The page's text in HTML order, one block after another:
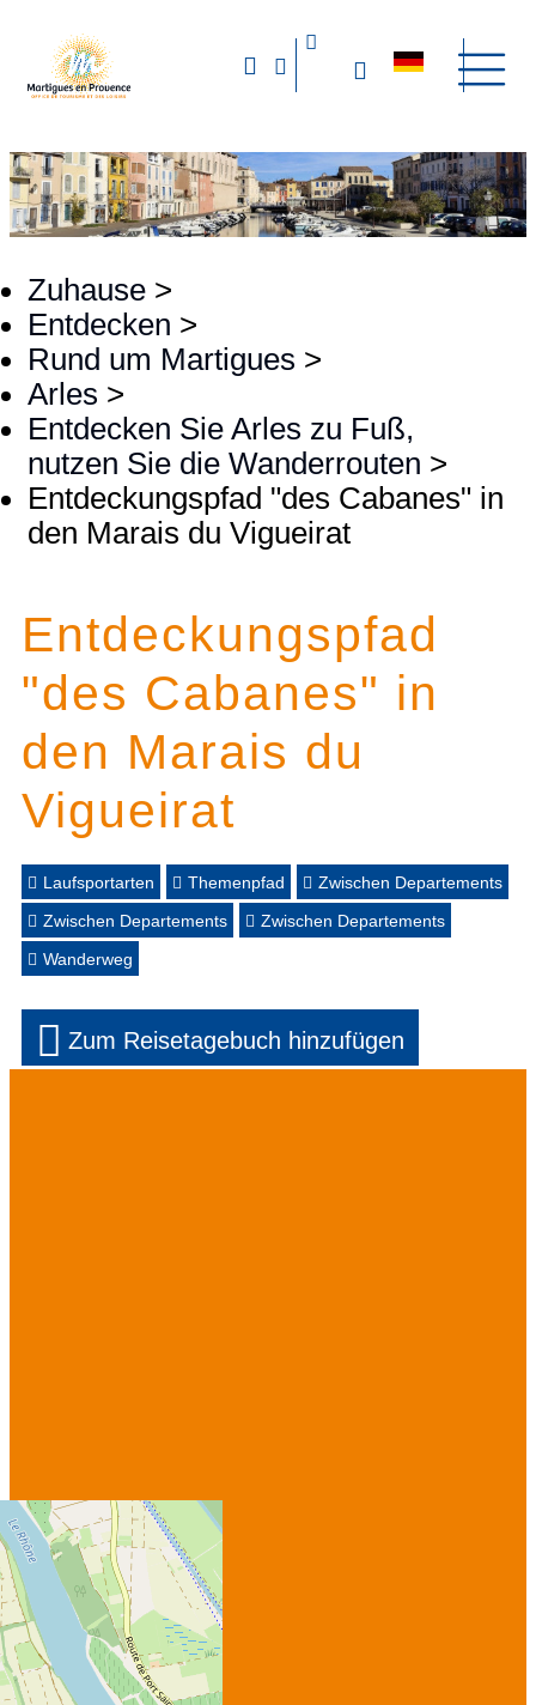
Zuhause >
Entdecken >
Rund um Martigues >
Arles >
Entdecken Sie Arles zu Fuß,
nutzen Sie die Wanderrouten >
Entdeckungspfad "des Cabanes" in
den Marais du Vigueirat
Entdeckungspfad
"des Cabanes" in
den Marais du
Vigueirat
Laufsportarten Themenpfad
Zwischen Departements
Zwischen Departements
Zwischen Departements
Wanderweg
Zum Reisetagebuch hinzufügen